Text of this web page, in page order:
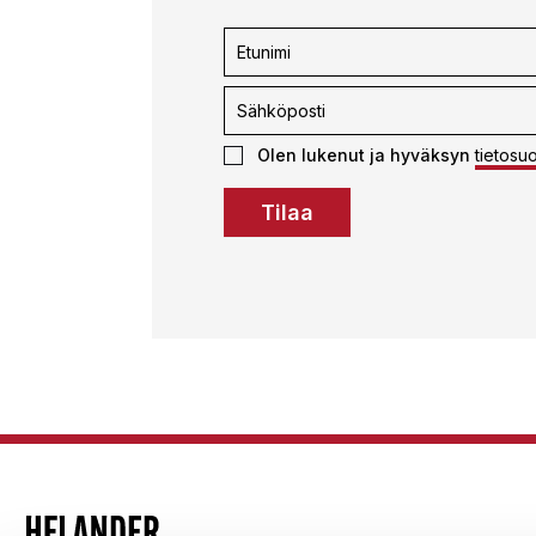
Uutiskirjeen
tilaus
Olen lukenut ja hyväksyn
Tilaa